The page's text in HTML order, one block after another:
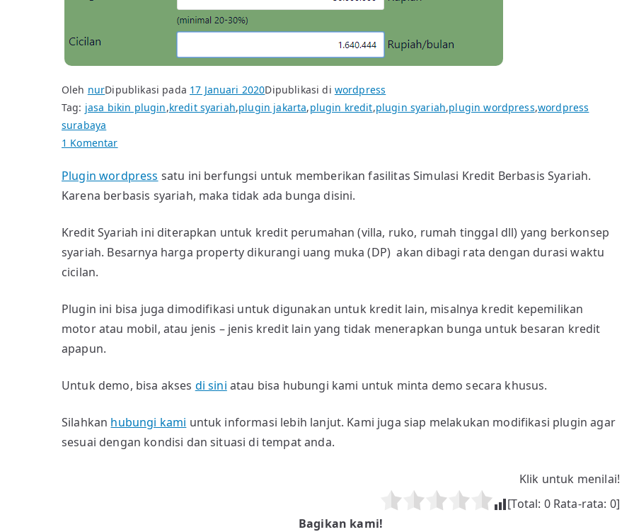
Oleh nurDipublikasi pada 17 Januari 2020Dipublikasi di wordpress
Tag: jasa bikin plugin,kredit syariah,plugin jakarta,plugin kredit,plugin syariah,plugin wordpress,wordpress
surabaya
1 Komentarpada
Kredit
Syariah
Plugin wordpress satu ini berfungsi untuk memberikan fasilitas Simulasi Kredit Berbasis Syariah.
Karena berbasis syariah, maka tidak ada bunga disini.
Kredit Syariah ini diterapkan untuk kredit perumahan (villa, ruko, rumah tinggal dll) yang berkonsep
syariah. Besarnya harga property dikurangi uang muka (DP) akan dibagi rata dengan durasi waktu
cicilan.
Plugin ini bisa juga dimodifikasi untuk digunakan untuk kredit lain, misalnya kredit kepemilikan
motor atau mobil, atau jenis – jenis kredit lain yang tidak menerapkan bunga untuk besaran kredit
apapun.
Untuk demo, bisa akses di sini atau bisa hubungi kami untuk minta demo secara khusus.
Silahkan hubungi kami untuk informasi lebih lanjut. Kami juga siap melakukan modifikasi plugin agar
sesuai dengan kondisi dan situasi di tempat anda.
Klik untuk menilai!
[Total: 0Rata-rata: 0]
Bagikan kami!